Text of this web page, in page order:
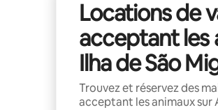
Locations de
acceptant les
Ilha de São
Trouvez et réservez des
acceptant les animaux sur